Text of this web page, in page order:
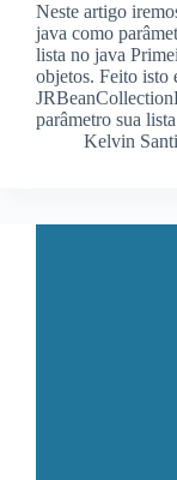
Neste artigo
java como
lista no java
objetos. Feito isto
parâmetro sua
Kelvin